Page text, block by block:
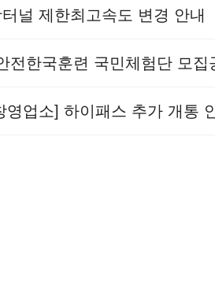
널 제한최고속도 변경 안내
전한국훈련 국민체험단 모집
영업소] 하이패스 추가 개통